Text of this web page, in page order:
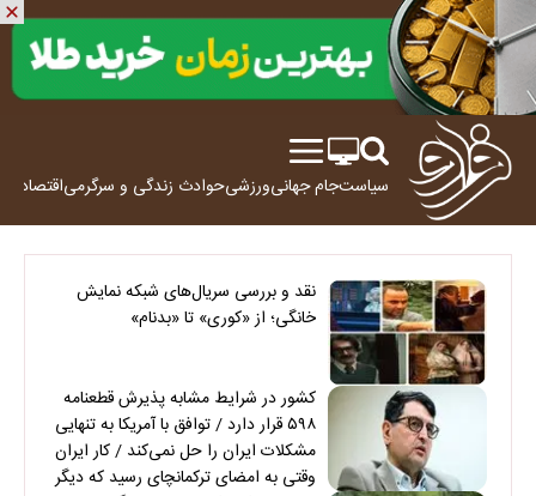
سیاستجام جهانیورزشیحوادث زندگی و سرگرمیاقتصاد
نقد و بررسی سریال‌های شبکه نمایش
خانگی؛ از «کوری» تا «بدنام»
کشور در شرایط مشابه پذیرش قطعنامه
۵۹۸ قرار دارد / توافق با آمریکا به تنهایی
مشکلات ایران را حل نمی‌کند / کار ایران
وقتی به امضای ترکمانچای رسید که دیگر